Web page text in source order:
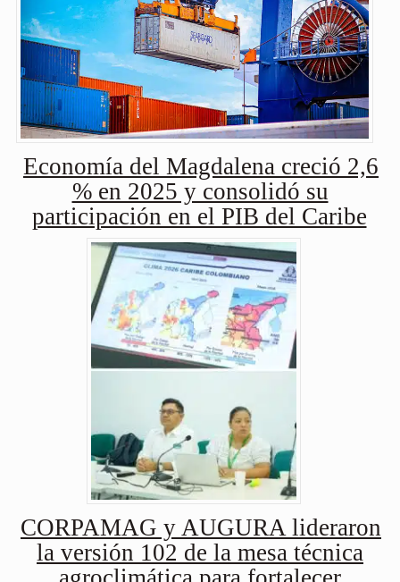
Economía del Magdalena creció 2,6
% en 2025 y consolidó su
participación en el PIB del Caribe
CORPAMAG y AUGURA lideraron
la versión 102 de la mesa técnica